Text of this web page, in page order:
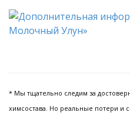
* Мы тщательно следим за
химсостава. Но реальные потери и